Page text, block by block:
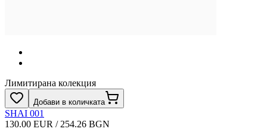
Лимитирана колекция
Добави в количката
SHAI 001
130.00 EUR / 254.26 BGN